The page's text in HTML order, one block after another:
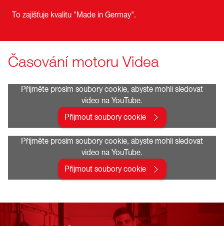
To zajišťuje kvalitu "Made in Germay".
Časování motoru Videa
Přijměte prosím soubory cookie, abyste mohli sledovat
video na YouTube.
Přijmout soubory cookie
Přijměte prosím soubory cookie, abyste mohli sledovat
video na YouTube.
Přijmout soubory cookie